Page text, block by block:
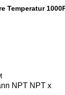
Temperatur
NPT NPT x